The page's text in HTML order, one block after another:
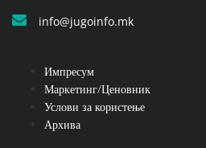
info@jugoinfo.mk
Импресум
Маркетинг/Ценовник
Услови за користење
Архива